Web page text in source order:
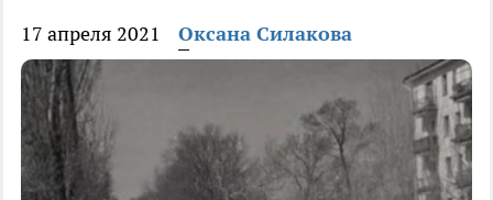
17 апреля 2021 Оксана Силакова